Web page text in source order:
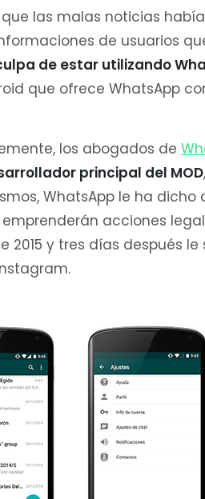
las malas noticias
de usuarios
de estar utilizando
que ofrece WhatsApp
los abogados de
principal del MOD
WhatsApp le ha dicho
acciones
y tres días después le